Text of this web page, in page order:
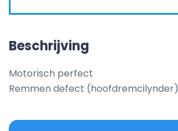
Beschrijving
Motorisch perfect
Remmen defect (hoofdremcilynder)